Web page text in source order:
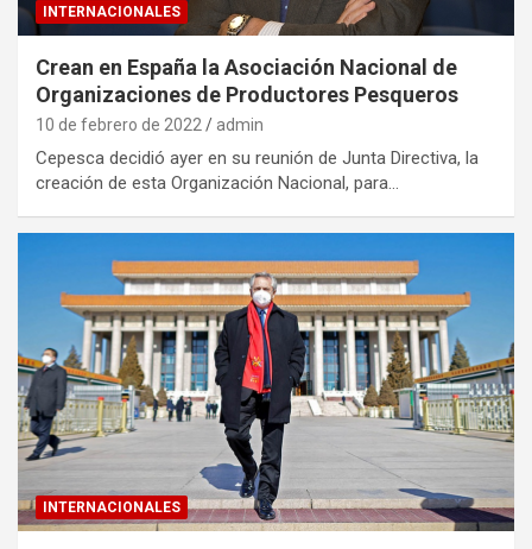
INTERNACIONALES
Crean en España la Asociación Nacional de
Organizaciones de Productores Pesqueros
10 de febrero de 2022 admin
Cepesca decidió ayer en su reunión de Junta Directiva, la
creación de esta Organización Nacional, para…
INTERNACIONALES